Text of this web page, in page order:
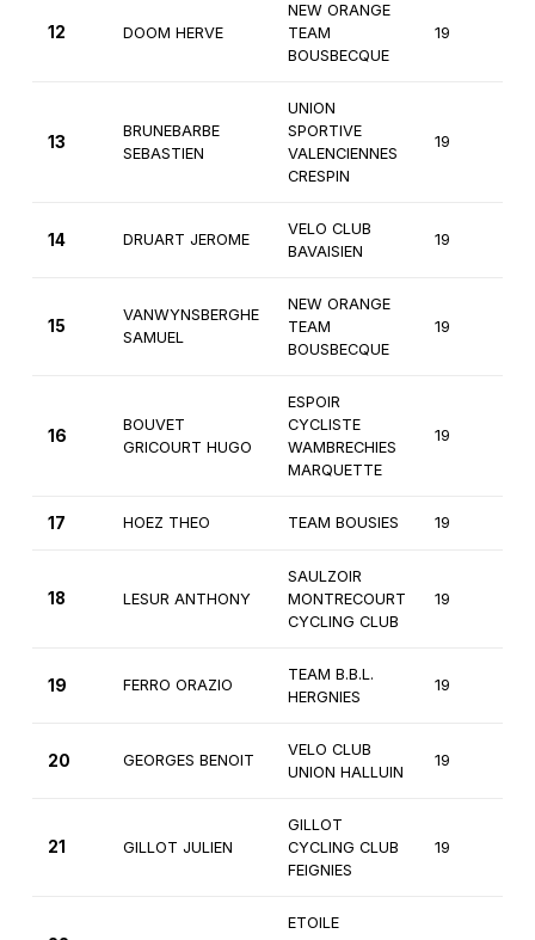
12 DOOM HERVE
NEW ORANGE
TEAM
BOUSBECQUE
19
13
BRUNEBARBE
SEBASTIEN
UNION
SPORTIVE
VALENCIENNES
CRESPIN
19
14 DRUART JEROME
VELO CLUB
BAVAISIEN
19
15
VANWYNSBERGHE
SAMUEL
NEW ORANGE
TEAM
BOUSBECQUE
19
16
BOUVET
GRICOURT HUGO
ESPOIR
CYCLISTE
WAMBRECHIES
MARQUETTE
19
17 HOEZ THEO TEAM BOUSIES 19
18 LESUR ANTHONY
SAULZOIR
MONTRECOURT
CYCLING CLUB
19
19 FERRO ORAZIO
TEAM B.B.L.
HERGNIES
19
20 GEORGES BENOIT
VELO CLUB
UNION HALLUIN
19
21 GILLOT JULIEN
GILLOT
CYCLING CLUB
FEIGNIES
19
ETOILE